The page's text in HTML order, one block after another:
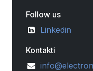
Follow us
Linkedin
Kontakti